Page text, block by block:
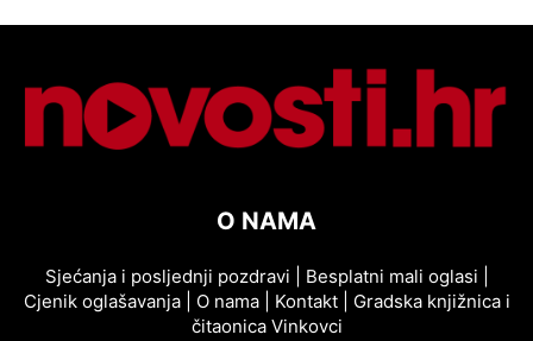
O NAMA
Sjećanja i posljednji pozdravi Besplatni mali oglasi
Cjenik oglašavanja| O nama| Kontakt| Gradska knjižnica i
čitaonica Vinkovci